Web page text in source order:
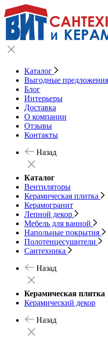
Каталог
Выгодные предложения
Блог
Интерьеры
Доставка
О компании
Отзывы
Контакты
Назад
Каталог
Вентиляторы
Керамическая плитка
Керамогранит
Лепной декор
Мебель для ванной
Напольные покрытия
Полотенцесушители
Сантехника
Назад
Керамическая плитка
Керамический декор
Назад